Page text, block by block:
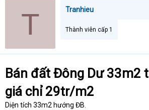
a
t
e
h
ó
T Tranhieu
Thành viên cấp 1
Bán đất Đông Dư 33m2
giá chỉ 29tr/m2
Diện tích 33m2 hướng ĐB.